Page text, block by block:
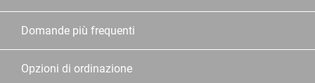
Domande più frequenti
Opzioni di ordinazione